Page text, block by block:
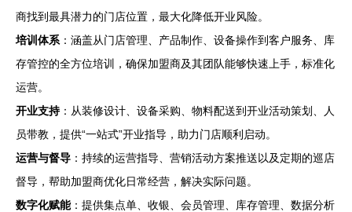
商找到最具潜力的门店位置，最大化降低开业风险。
培训体系 ：涵盖从门店管理、产品制作、设备操作到客户服务、库
存管控的全方位培训，确保加盟商及其团队能够快速上手，标准化
运营。
开业支持：从装修设计、设备采购、物料配送到开业活动策划、人
员带教，提供“一站式”开业指导，助力门店顺利启动。
运营与督导 ：持续的运营指导、营销活动方案推送以及定期的巡店
督导，帮助加盟商优化日常经营，解决实际问题。
数字化赋能：提供集点单、收银、会员管理、库存管理、数据分析